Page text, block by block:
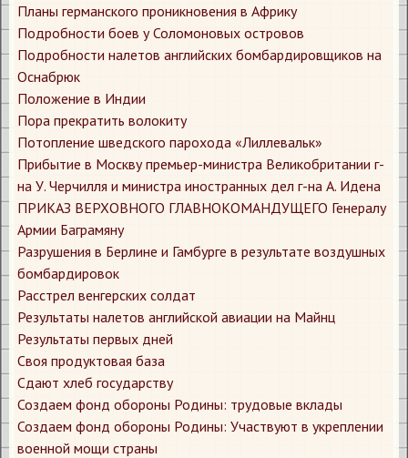
Планы германского проникновения в Африку
Подробности боев у Соломоновых островов
Подробности налетов английских бомбардировщиков на
Оснабрюк
Положение в Индии
Пора прекратить волокиту
Потопление шведского парохода «Лиллевальк»
Прибытие в Москву премьер-министра Великобритании г-
на У. Черчилля и министра иностранных дел г-на А. Идена
ПРИКАЗ ВЕРХОВНОГО ГЛАВНОКОМАНДУЩЕГО Генералу
Армии Баграмяну
Разрушения в Берлине и Гамбурге в результате воздушных
бомбардировок
Расстрел венгерских солдат
Результаты налетов английской авиации на Майнц
Результаты первых дней
Своя продуктовая база
Сдают хлеб государству
Создаем фонд обороны Родины: трудовые вклады
Создаем фонд обороны Родины: Участвуют в укреплении
военной мощи страны